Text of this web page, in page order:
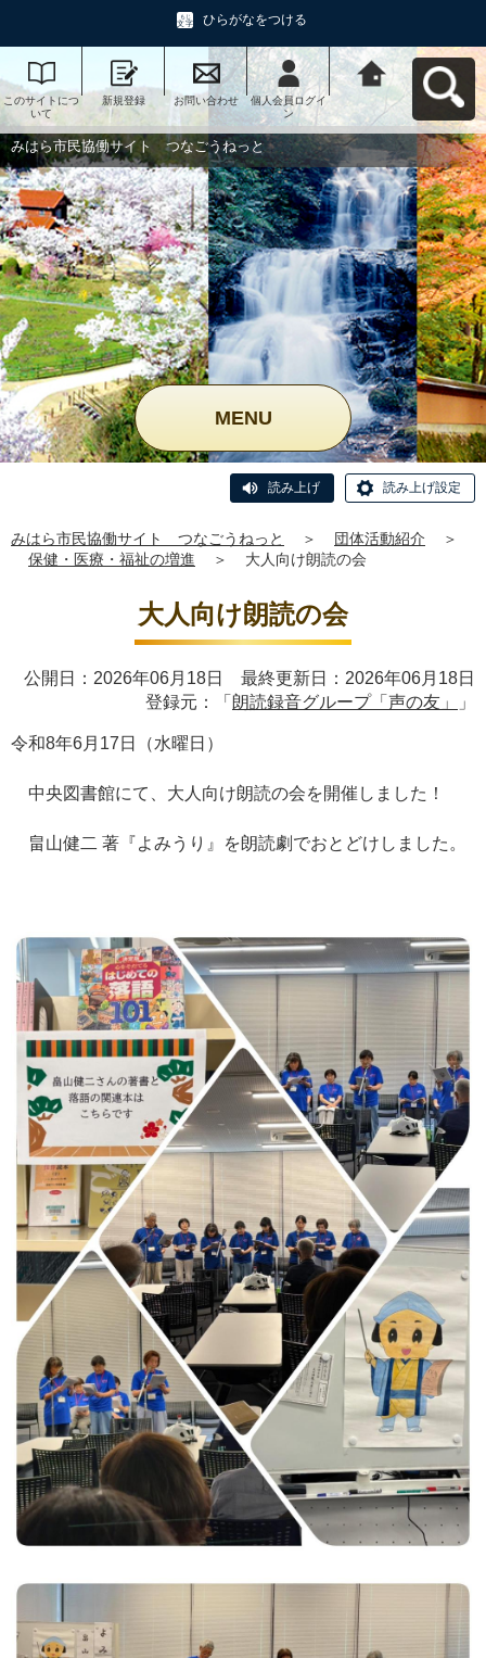
ひらがなをつける
このサイトにつ
いて
新規登録 お問い合わせ
個人会員ログイ
ン
みはら市民協働
サイト つなご
うねっとへ戻る
みはら市民協働サイト つなごうねっと
MENU
読み上げ 読み上げ設定
みはら市民協働サイト つなごうねっと ＞ 団体活動紹介
＞
保健・医療・福祉の増進
＞ 大人向け朗読の会
大人向け朗読の会
公開日：2026年06月18日 最終更新日：2026年06月18日
登録元：「 朗読録音グループ「声の友」 」
令和8年6月17日（水曜日）
中央図書館にて、大人向け朗読の会を開催しました！
畠山健二 著『よみうり』を朗読劇でおとどけしました。